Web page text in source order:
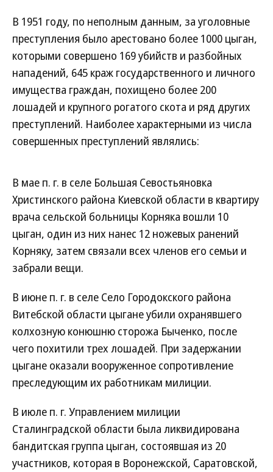
В 1951 году, по неполным данным, за уголовные
преступления было арестовано более 1000 цыган,
которыми совершено 169 убийств и разбойных
нападений, 645 краж государственного и личного
имущества граждан, похищено более 200
лошадей и крупного рогатого скота и ряд других
преступлений. Наиболее характерными из числа
совершенных преступлений являлись:
В мае п. г. в селе Большая Севостьяновка
Христинского района Киевской области в квартиру
врача сельской больницы Корняка вошли 10
цыган, один из них нанес 12 ножевых ранений
Корняку, затем связали всех членов его семьи и
забрали вещи.
В июне п. г. в селе Село Городокского района
Витебской области цыгане убили охранявшего
колхозную конюшню сторожа Быченко, после
чего похитили трех лошадей. При задержании
цыгане оказали вооруженное сопротивление
преследующим их работникам милиции.
В июле п. г. Управлением милиции
Сталинградской области была ликвидирована
бандитская группа цыган, состоявшая из 20
участников, которая в Воронежской, Саратовской,